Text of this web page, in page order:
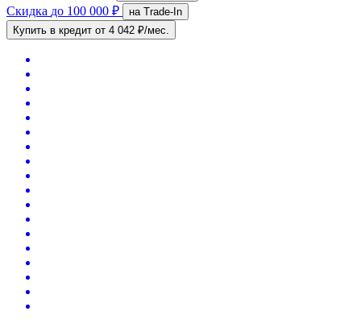
Скидка до 100 000 ₽
на Trade-In
Купить в кредит от 4 042 ₽/мес.